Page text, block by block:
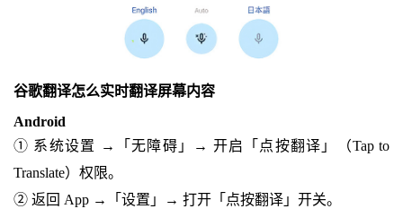
谷歌翻译怎么实时翻译屏幕内容
Android
① 系统设置 →「无障碍」→ 开启「点按翻译」（Tap to
Translate）权限。
② 返回 App →「设置」→ 打开「点按翻译」开关。